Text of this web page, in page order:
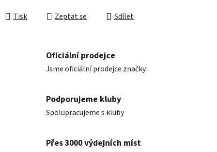
Tisk Zeptat se Sdílet
Oficiální prodejce
Jsme oficiální prodejce značky
Podporujeme kluby
Spolupracujeme s kluby
Přes 3000 výdejních míst